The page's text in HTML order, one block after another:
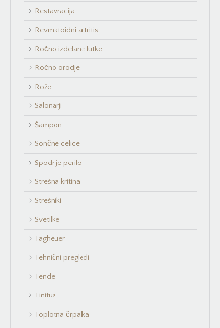
Restavracija
Revmatoidni artritis
Ročno izdelane lutke
Ročno orodje
Rože
Salonarji
Šampon
Sončne celice
Spodnje perilo
Strešna kritina
Strešniki
Svetilke
Tagheuer
Tehnični pregledi
Tende
Tinitus
Toplotna črpalka